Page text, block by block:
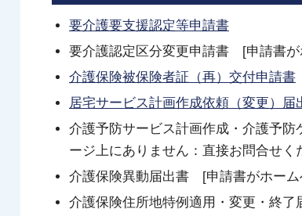
要介護要支援認定等申請書
要介護認定区分変更申請書 [申請書が
介護保険被保険者証（再）交付申請書
居宅サービス計画作成依頼（変更）届
介護予防サービス計画作成・介護予
ージ上にありません：直接お問合せく
介護保険異動届出書 [申請書がホーム
介護保険住所地特例適用・変更・終